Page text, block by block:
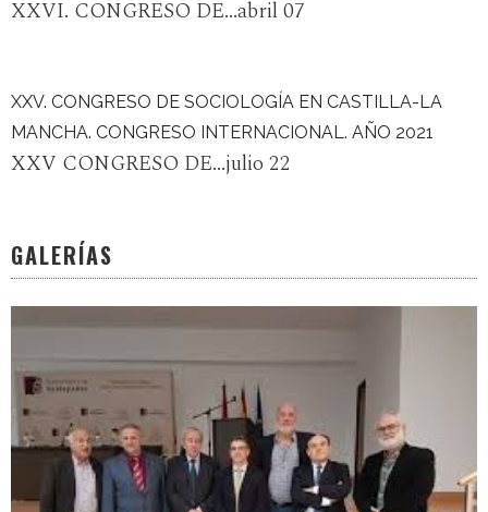
XXVI. CONGRESO DE...abril 07
XXV. CONGRESO DE SOCIOLOGÍA EN CASTILLA-LA
MANCHA. CONGRESO INTERNACIONAL. AÑO 2021
XXV CONGRESO DE...julio 22
GALERÍAS